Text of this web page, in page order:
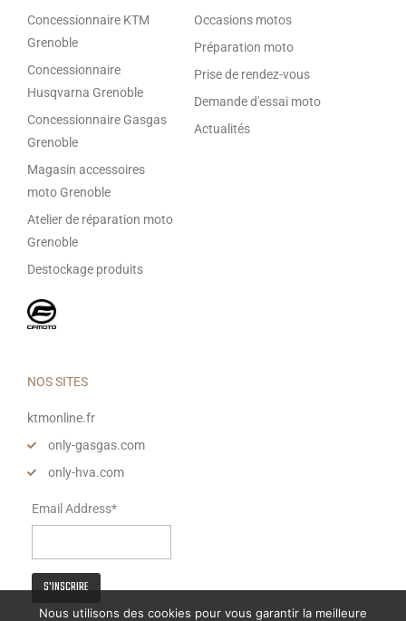
Concessionnaire KTM
Grenoble
Concessionnaire
Husqvarna Grenoble
Concessionnaire Gasgas
Grenoble
Magasin accessoires
moto Grenoble
Atelier de réparation moto
Grenoble
Destockage produits
Occasions motos
Préparation moto
Prise de rendez-vous
Demande d'essai moto
Actualités
NOS SITES
ktmonline.fr
only-gasgas.com
only-hva.com
Email Address*
Nous utilisons des cookies pour vous garantir la meilleure